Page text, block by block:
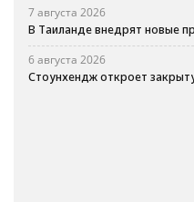
7 августа 2026
В Таиланде внедрят новые
6 августа 2026
Стоунхендж откроет